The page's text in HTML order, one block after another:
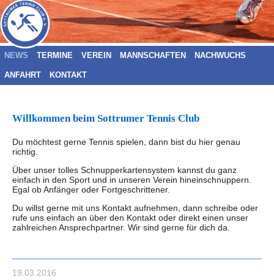
NEWS TERMINE VEREIN MANNSCHAFTEN NACHWUCHS
ANFAHRT KONTAKT
Willkommen beim Sottrumer Tennis Club
Du möchtest gerne Tennis spielen, dann bist du hier genau
richtig.
Über unser tolles Schnupperkartensystem kannst du ganz
einfach in den Sport und in unseren Verein hineinschnuppern.
Egal ob Anfänger oder Fortgeschrittener.
Du willst gerne mit uns Kontakt aufnehmen, dann schreibe oder
rufe uns einfach an über den Kontakt oder direkt einen unser
zahlreichen Ansprechpartner. Wir sind gerne für dich da.
19.03.2016